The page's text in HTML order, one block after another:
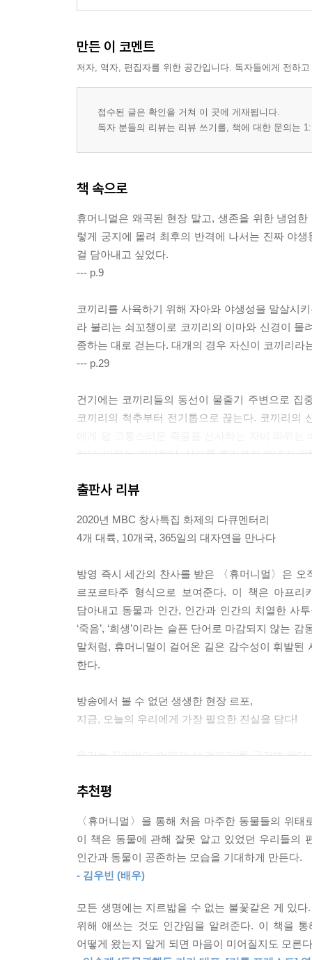
만든 이 코멘트
저자, 역자, 편집자를 위한 공간입니다. 독자들에게 전하
접수된 글은 확인을 거쳐 이 곳에 게재됩니다.
독자 분들의 리뷰는 리뷰 쓰기를, 책에 대한 문의는
책 속으로
휴머니멀은 왜곡된 현장 말고, 생존을 위한 냉엄
렇게 궁지에 몰려 최후의 반격에 나서는 진짜 야
걸 담아내고 싶었다.
--- p.9
코끼리를 사육하기 위해 자아와 야생성을 말살시
라 불리는 쇠꼬챙이로 코끼리의 이마와 신경이
종하는 대로 걷는다. 대개의 경우 자신이 코끼리라
--- p.29
건기에는 코끼리들의 동선이 물줄기 주변으로
코끼리의 척추부터 전기톱으로 끊는다. 코끼리의
린다. 이유는 간단하다. 상아를 뿌리까지 꺼내기 위
걸어놓기 위해 그 동물의 머리를 박제하여 만든
의 국민 사자 세실(Cecil)이었다. 누구도 감탄을
--- p.89
태초의 인류에게 수렵 즉 사냥은 생존을 위해 가
급하는 게 가능해졌지만, 인간은 여전히 사냥을
터들도 잘 알고 있다. 그래서일까. 헌터들은 자신
--- p.109
돌고래들은 본능적으로 죽음의 위기를 아는 듯했
신세가 된다. 잠수부는 그물에 걸린 돌고래를 잡
--- p.163
페로제도 자치정부는 매년 여름 고래사냥을 허용
드랍(Grindadrap)’이라고 부른다. 이 기간 동안
‘피의 축제’가 벌어지는 셈이다.
뉴햄프셔의 야생곰을 만나보고 난 뒤 더 마음에
0살이 되면 웅담을 얻기 위해 ‘합법적’인 죽임을
출판사 리뷰
2020년 MBC 창사특집 화제의 다큐멘터리
4개 대륙, 10개국, 365일의 대자연을 만나다
방영 즉시 세간의 찬사를 받은 〈휴머니멀〉은
르포르타주 형식으로 보여준다. 이 책은 아프
담아내고 동물과 인간, 인간과 인간의 치열한 사
‘죽음’, ‘희생’이라는 슬픈 단어로 마감되지 않는
말처럼, 휴머니멀이 걸어온 길은 감수성이 휘발
한다.
방송에서 볼 수 없던 생생한 현장 르포,
지금, 오늘의 우리에게 가장 필요한 진실을 담다!
우리는 끊임없이 ‘어떻게 살 것인가’를 궁리해 왔
인문학적 감상이 들어 있다. 야생동물인 코끼리
거칠고, 한편으로 섬세하게 그려낸 이 책은 ‘어떻
동물에게 우리는 어떤 존재였는가?
‘더불어 사는 삶’의 의미를 깨닫는 경험
제인 구달은 “야생동물에 대한 동정, 사랑, 존중
말한다. 아프리카, 미국, 일본 등 이 책에 나오
돌고래, 동물원의 곰과 사자. 그들은 모두 잔인한
추천평
〈휴머니멀〉을 통해 처음 마주한 동물들의 위
이 책은 동물에 관해 잘못 알고 있었던 우리들의
인간과 동물이 공존하는 모습을 기대하게 만든다.
- 김우빈 (배우)
모든 생명에는 지르밟을 수 없는 불꽃같은 게 있
위해 애쓰는 것도 인간임을 알려준다. 이 책을
어떻게 왔는지 알게 되면 마음이 미어질지도 모른